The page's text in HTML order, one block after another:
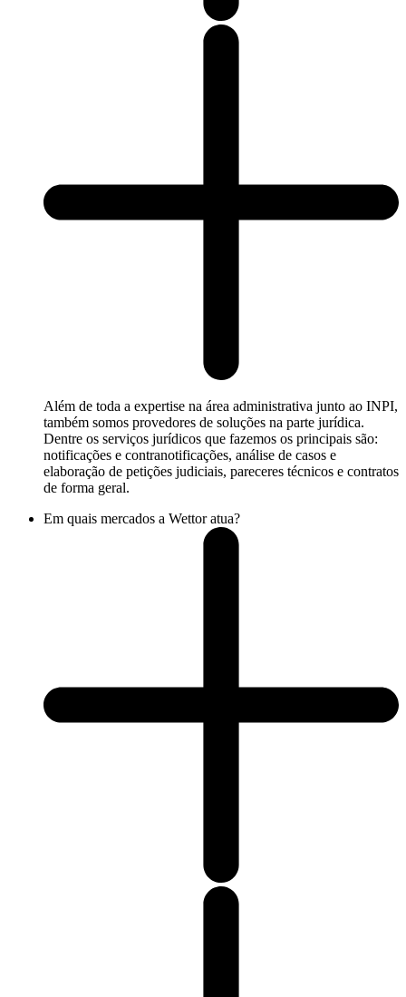
Além de toda a expertise na área administrativa junto ao INPI,
também somos provedores de soluções na parte jurídica.
Dentre os serviços jurídicos que fazemos os principais são:
notificações e contranotificações, análise de casos e
elaboração de petições judiciais, pareceres técnicos e contratos
de forma geral.
Em quais mercados a Wettor atua?